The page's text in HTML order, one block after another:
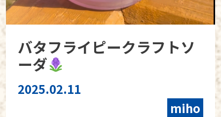
バタフライピークラフトソ
ーダ
2025.02.11
miho